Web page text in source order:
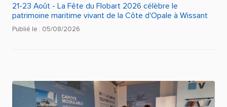
21-23 Août - La Fête du Flobart 2026 célèbre le
patrimoine maritime vivant de la Côte d'Opale à Wissant
Publié le : 05/08/2026